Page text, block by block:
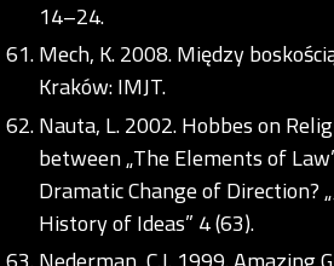
14–24.
Mech, K. 2008. Między
Kraków: IMJT.
Nauta, L. 2002. Hobbes on
between „The Elements of
Dramatic Change of Direction?
History of Ideas” 4 (63).